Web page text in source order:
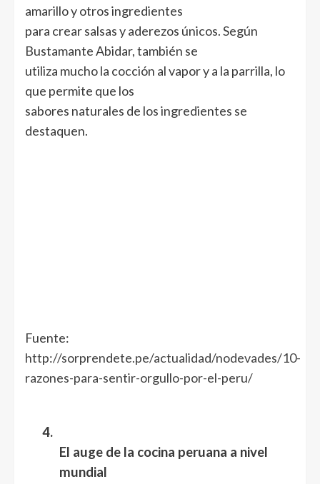
amarillo y otros ingredientes
para crear salsas y aderezos únicos. Según
Bustamante Abidar, también se
utiliza mucho la cocción al vapor y a la parrilla, lo
que permite que los
sabores naturales de los ingredientes se
destaquen.
Fuente:
http://sorprendete.pe/actualidad/nodevades/10-
razones-para-sentir-orgullo-por-el-peru/
4.
El auge de la cocina peruana a nivel
mundial